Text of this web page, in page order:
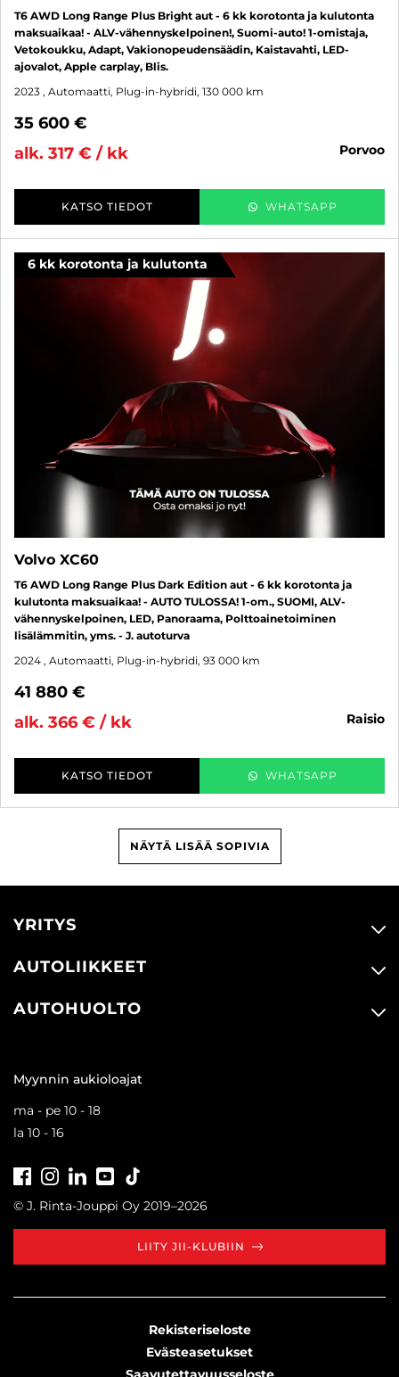
T6 AWD Long Range Plus Bright aut - 6 kk korotonta ja kulutonta
maksuaikaa! - ALV-vähennyskelpoinen!, Suomi-auto! 1-omistaja,
Vetokoukku, Adapt, Vakionopeudensäädin, Kaistavahti, LED-
ajovalot, Apple carplay, Blis.
2023 , Automaatti, Plug-in-hybridi, 130 000 km
35 600 €
alk. 317 € / kk
porvoo
KATSO TIEDOT WHATSAPP
6 kk korotonta ja kulutonta
Volvo XC60
T6 AWD Long Range Plus Dark Edition aut - 6 kk korotonta ja
kulutonta maksuaikaa! - AUTO TULOSSA! 1-om., SUOMI, ALV-
vähennyskelpoinen, LED, Panoraama, Polttoainetoiminen
lisälämmitin, yms. - J. autoturva
2024 , Automaatti, Plug-in-hybridi, 93 000 km
41 880 €
alk. 366 € / kk
raisio
KATSO TIEDOT WHATSAPP
NÄYTÄ LISÄÄ SOPIVIA
YRITYS
AUTOLIIKKEET
AUTOHUOLTO
Myynnin aukioloajat
ma - pe 10 - 18
la 10 - 16
FacebookInstagramLinkedInYoutube
© J. Rinta-Jouppi Oy 2019–2026
LIITY JII-KLUBIIN
Rekisteriseloste
Evästeasetukset